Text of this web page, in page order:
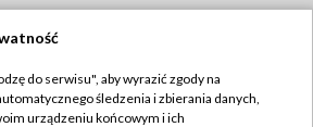
TVP
do serwisu", aby wyrazić zgody na
śledzenia i zbierania danych,
urządzeniu końcowym i ich